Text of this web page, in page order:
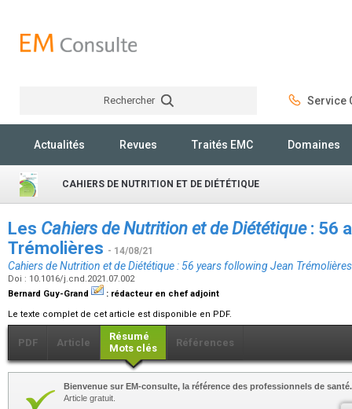
Rechercher Service
Actualités Revues Traités EMC Domaines
CAHIERS DE NUTRITION ET DE DIÉTÉTIQUE
Les Cahiers de Nutrition et de Diététique: 56
Trémolières - 14/08/21
Cahiers de Nutrition et de Diététique : 56 years following Jean Trémolières
Doi : 10.1016/j.cnd.2021.07.002
Bernard Guy-Grand
: rédacteur en chef adjoint
Le texte complet de cet article est disponible en PDF.
PDF Article
Résumé
Mots clés
Références
Bienvenue sur EM-consulte, la référence des professionnels de santé.
Article gratuit.